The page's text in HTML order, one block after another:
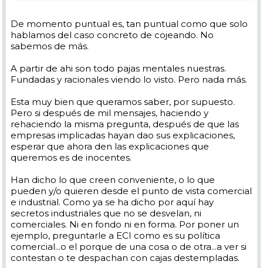
Así que plantear si Vist/Vexario "ha hecho" puntualmente una
operación extraña o cuando menos no aclarada, o si "hace" o "ha
venido haciendo" operaciones extrañas o poco claras es un debate
que tiene, a mi juicio, fundamento.
Y tiene también su interés saber si detrás de los descuentos de
determinadas grandes líneas de distribución hay algo más que
simples economías de escala.
Lo que no lo tiene sentido, para mí, es tratar de reducir el asunto
mero "caso concreto", o "particular" o "puntual". Por lo menos en la
parte o aspecto del tema que a mí, y creo que a otros, nos interesa.
Saludos.
De momento puntual es, tan puntual como que solo
hablamos del caso concreto de cojeando. No
sabemos de más.
A partir de ahi son todo pajas mentales nuestras.
Fundadas y racionales viendo lo visto. Pero nada más.
Esta muy bien que queramos saber, por supuesto.
Pero si después de mil mensajes, haciendo y
rehaciendo la misma pregunta, después de que las
empresas implicadas hayan dao sus explicaciones,
esperar que ahora den las explicaciones que
queremos es de inocentes.
Han dicho lo que creen conveniente, o lo que
pueden y/o quieren desde el punto de vista comercial
e industrial. Como ya se ha dicho por aquí hay
secretos industriales que no se desvelan, ni
comerciales. Ni en fondo ni en forma. Por poner un
ejemplo, preguntarle a ECI como es su política
comercial...o el porque de una cosa o de otra...a ver si
contestan o te despachan con cajas destempladas.